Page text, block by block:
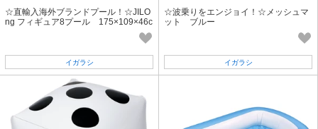
☆直輸入海外ブランドプール！☆JILO
ng フィギュア8プール 175×109×46c
イガラシ
☆波乗りをエンジョイ！☆メッシュマ
ット ブルー
イガラシ